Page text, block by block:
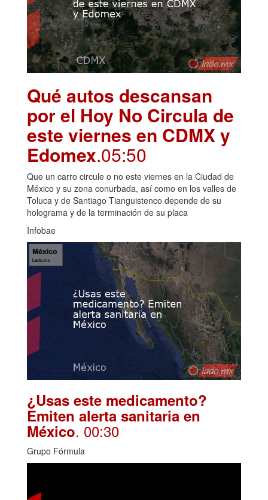
Qué autos descansan
por el Hoy No Circula de
este viernes en CDMX y
Edomex.05:50
Que un carro circule o no este viernes en la Ciudad de
México y su zona conurbada, así como en los valles de
Toluca y de Santiago Tianguistenco depende de su
holograma y de la terminación de su placa
Infobae
¿Usas este medicamento?
Emiten alerta sanitaria en
México. 00:30
Grupo Fórmula